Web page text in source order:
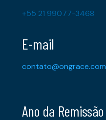
+55 21 99077-3468
E-mail
contato@ongrace.com
Ano da Remissão